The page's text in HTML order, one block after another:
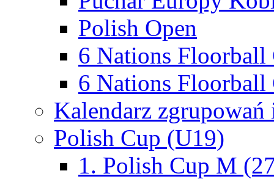
Polish Open
6 Nations Floorball
6 Nations Floorball
Kalendarz
Polish Cup (U19)
1. Polish Cup M